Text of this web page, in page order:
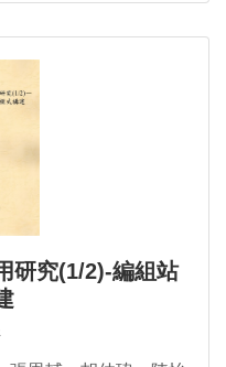
研究(1/2)-編組站